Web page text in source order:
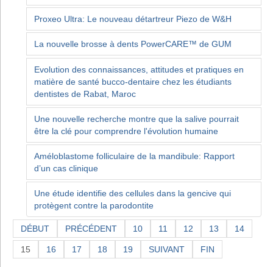
Proxeo Ultra: Le nouveau détartreur Piezo de W&H
La nouvelle brosse à dents PowerCARE™ de GUM
Evolution des connaissances, attitudes et pratiques en
matière de santé bucco-dentaire chez les étudiants
dentistes de Rabat, Maroc
Une nouvelle recherche montre que la salive pourrait
être la clé pour comprendre l'évolution humaine
Améloblastome folliculaire de la mandibule: Rapport
d’un cas clinique
Une étude identifie des cellules dans la gencive qui
protègent contre la parodontite
DÉBUT PRÉCÉDENT 10 11 12 13 14
15 16 17 18 19 SUIVANT FIN